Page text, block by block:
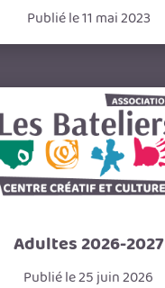
Publié le 11 mai 2023
Adultes 2026-2027
Publié le 25 juin 2026